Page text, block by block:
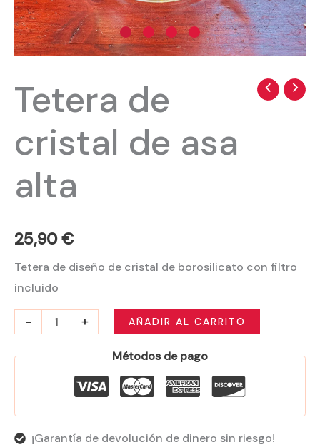
Tetera de
cristal de asa
alta
25,90€
Tetera de diseño de cristal de borosilicato con filtro
incluido
-
Tetera
de
de
alta
+ AÑADIR AL CARRITO
Métodos de pago
¡Garantía de devolución de dinero sin riesgo!